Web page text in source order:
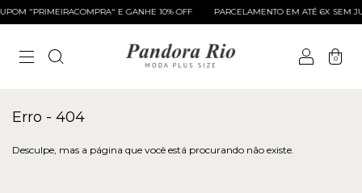
"PRIMEIRACOMPRA" E GANHE 10% OFF PARCELAMENTO EM ATÉ 6X SEM
0
Erro - 404
Desculpe, mas a página que você está procurando não existe.